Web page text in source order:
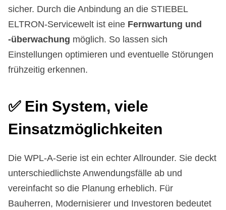
sicher. Durch die Anbindung an die STIEBEL
ELTRON-Servicewelt ist eine Fernwartung und
-überwachung möglich. So lassen sich
Einstellungen optimieren und eventuelle Störungen
frühzeitig erkennen.
✅ Ein Sy­stem, vie­le
Ein­satz­mög­lich­kei­ten
Die WPL-A-Serie ist ein echter Allrounder. Sie deckt
unterschiedlichste Anwendungsfälle ab und
vereinfacht so die Planung erheblich. Für
Bauherren, Modernisierer und Investoren bedeutet